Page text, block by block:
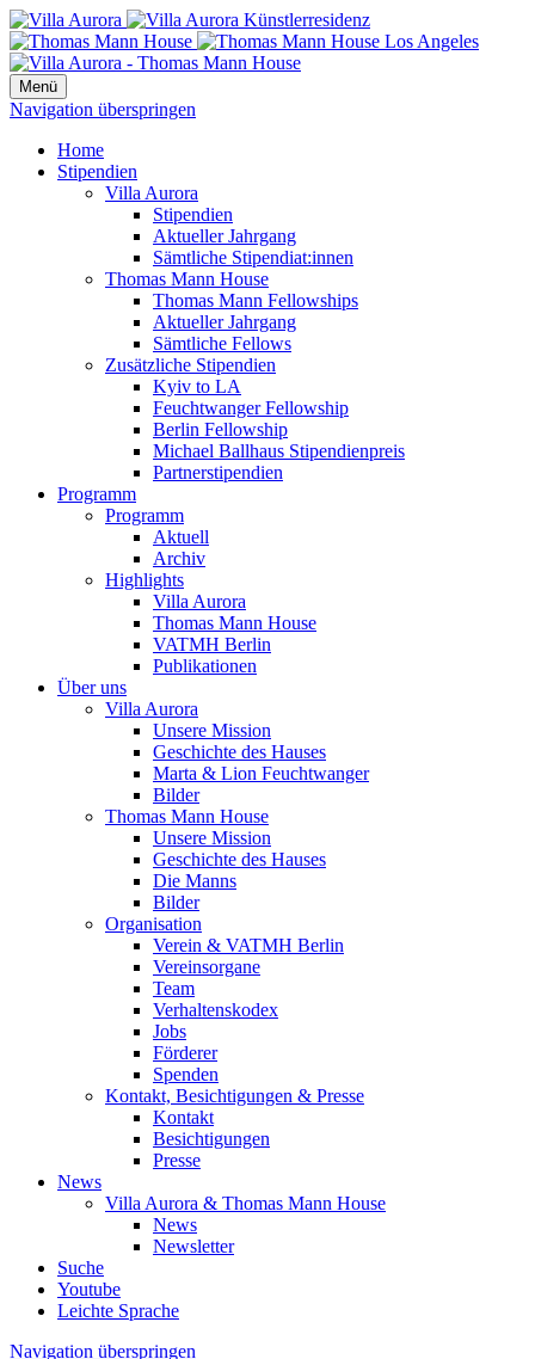
Menü
Navigation überspringen
Home
Stipendien
Villa Aurora
Stipendien
Aktueller Jahrgang
Sämtliche Stipendiat:innen
Thomas Mann House
Thomas Mann Fellowships
Aktueller Jahrgang
Sämtliche Fellows
Zusätzliche Stipendien
Kyiv to LA
Feuchtwanger Fellowship
Berlin Fellowship
Michael Ballhaus Stipendienpreis
Partnerstipendien
Programm
Programm
Aktuell
Archiv
Highlights
Villa Aurora
Thomas Mann House
VATMH Berlin
Publikationen
Über uns
Villa Aurora
Unsere Mission
Geschichte des Hauses
Marta & Lion Feuchtwanger
Bilder
Thomas Mann House
Unsere Mission
Geschichte des Hauses
Die Manns
Bilder
Organisation
Verein & VATMH Berlin
Vereinsorgane
Team
Verhaltenskodex
Jobs
Förderer
Spenden
Kontakt, Besichtigungen & Presse
Kontakt
Besichtigungen
Presse
News
Villa Aurora & Thomas Mann House
News
Newsletter
Suche
Youtube
Leichte Sprache
Navigation überspringen